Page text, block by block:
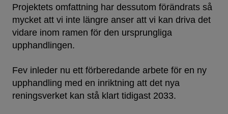
Projektets omfattning har dessutom förändrats så
mycket att vi inte längre anser att vi kan driva det
vidare inom ramen för den ursprungliga
upphandlingen.
Fev inleder nu ett förberedande arbete för en ny
upphandling med en inriktning att det nya
reningsverket kan stå klart tidigast 2033.